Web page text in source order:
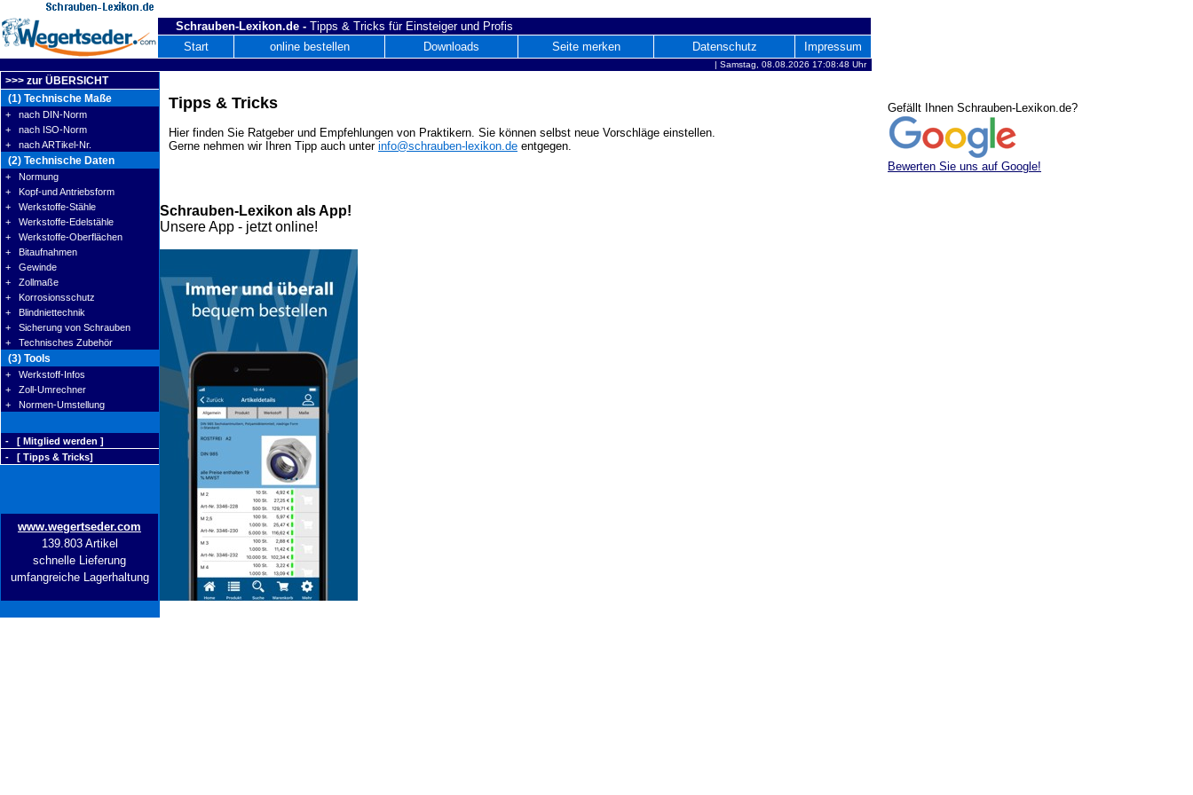
Schrauben-Lexikon.de - Tipps & Tricks für Einsteiger und Profis
Start
online bestellen Downloads Seite merken Datenschutz Impressum
| Samstag, 08.08.2026 17:08:48 Uhr
>>> zur ÜBERSICHT
(1) Technische Maße
+ nach DIN-Norm
+ nach ISO-Norm
+ nach ARTikel-Nr.
(2) Technische Daten
+ Normung
+ Kopf-und Antriebsform
+ Werkstoffe-Stähle
+ Werkstoffe-Edelstähle
+ Werkstoffe-Oberflächen
+ Bitaufnahmen
+ Gewinde
+ Zollmaße
+ Korrosionsschutz
+ Blindniettechnik
+ Sicherung von Schrauben
+ Technisches Zubehör
(3) Tools
+ Werkstoff-Infos
+ Zoll-Umrechner
+ Normen-Umstellung
- [ Mitglied werden ]
- [ Tipps & Tricks]
www.wegertseder.com
139.803 Artikel
schnelle Lieferung
umfangreiche Lagerhaltung
Tipps & Tricks
Hier finden Sie Ratgeber und Empfehlungen von Praktikern. Sie können selbst neue Vorschläge einstellen.
Gerne nehmen wir Ihren Tipp auch unter info@schrauben-lexikon.de entgegen.
Gefällt Ihnen Schrauben-Lexikon.de?
Bewerten Sie uns auf Google!
Schrauben-Lexikon als App!
Unsere App - jetzt online!